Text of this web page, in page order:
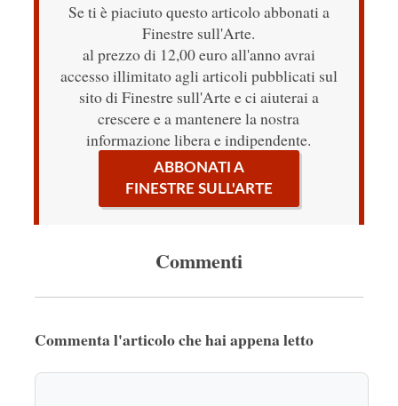
Se ti è piaciuto questo articolo abbonati a
Finestre sull'Arte.
al prezzo di 12,00 euro all'anno avrai
accesso illimitato agli articoli pubblicati sul
sito di Finestre sull'Arte e ci aiuterai a
crescere e a mantenere la nostra
informazione libera e indipendente.
ABBONATI A
FINESTRE SULL'ARTE
Commenti
Commenta l'articolo che hai appena letto